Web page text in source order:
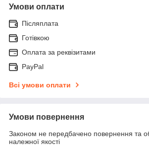
Умови оплати
Післяплата
Готівкою
Оплата за реквізитами
PayPal
Всі умови оплати
Умови повернення
Законом не передбачено повернення та
належної якості